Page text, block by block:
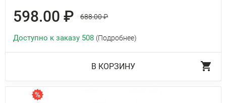
598.00 ₽ 688.00 ₽
Доступно к заказу 508 (Подробнее)
В КОРЗИНУ